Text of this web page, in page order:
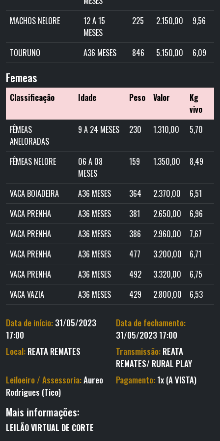
MACHOS NELORE
12 A 15
MESES
225 2.150,00 9,56
TOURUNO A36 MESES 846 5.150,00 6,09
Femeas
Classificação Idade Peso Valor
Kg
vivo
FÊMEAS
ANELORADAS
9 A 24 MESES 230 1.310,00 5,70
FÊMEAS NELORE
06 A 08
MESES
159 1.350,00 8,49
VACA BOIADEIRA A36 MESES 364 2.370,00
6,51
VACA PRENHA
A36 MESES 381 2.650,00
6,96
VACA PRENHA
A36 MESES 386 2.960,00
7,67
VACA PRENHA
A36 MESES 477 3.200,00
6,71
VACA PRENHA
A36 MESES 492 3.320,00
6,75
VACA VAZIA
A36 MESES 429 2.800,00 6,53
Data de início: 31/05/2023
17:00
Data de fechamento:
31/05/2023 17:00
Local: REATA REMATES Transmissão: REATA
REMATES/ RURAL PLAY
Leiloeiro / Assessoria:Aureo
Rodrigues (Tico)
Pagamento: 1x (A VISTA)
Mais informações:
LEILÃO VIRTUAL DE CORTE